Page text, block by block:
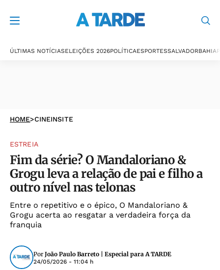
ÚLTIMAS NOTÍCIASELEIÇÕES 2026POLÍTICAESPORTESSALVADORBAHIA
HOME>CINEINSITE
ESTREIA
Fim da série? O Mandaloriano &
Grogu leva a relação de pai e filho a
outro nível nas telonas
Entre o repetitivo e o épico, O Mandaloriano &
Grogu acerta ao resgatar a verdadeira força da
franquia
Por João Paulo Barreto | Especial para A TARDE
24/05/2026 - 11:04 h